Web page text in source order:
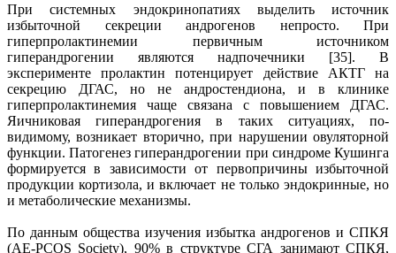
При системных эндокринопатиях выделить источник
избыточной секреции андрогенов непросто. При
гиперпролактинемии первичным источником
гиперандрогении являются надпочечники [35]. В
эксперименте пролактин потенцирует действие АКТГ на
секрецию ДГАС, но не андростендиона, и в клинике
гиперпролактинемия чаще связана с повышением ДГАС.
Яичниковая гиперандрогения в таких ситуациях, по-
видимому, возникает вторично, при нарушении овуляторной
функции. Патогенез гиперандрогении при синдроме Кушинга
формируется в зависимости от первопричины избыточной
продукции кортизола, и включает не только эндокринные, но
и метаболические механизмы.
По данным общества изучения избытка андрогенов и СПКЯ
(AE-PCOS Society), 90% в структуре СГА занимают СПКЯ,